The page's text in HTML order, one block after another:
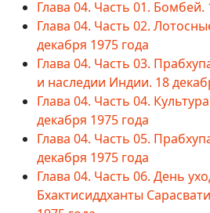
Глава 04. Часть 01. Бомбей.
Глава 04. Часть 02.
декабря 1975 года
Глава 04. Часть 03.
и наследии Индии. 18
Глава 04. Часть 04.
декабря 1975 года
Глава 04. Часть 05.
декабря 1975 года
Глава 04. Часть 06. День
Бхактисиддханты